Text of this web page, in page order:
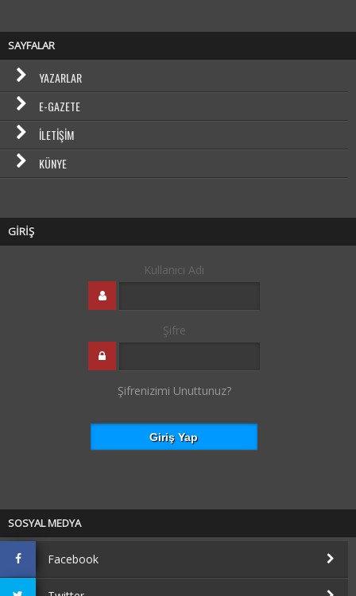
SAYFALAR
YAZARLAR
E-GAZETE
İLETIŞIM
KÜNYE
GİRİŞ
Kullanıcı Adı
Şifre
Şifrenizimi Unuttunuz?
SOSYAL MEDYA
Facebook